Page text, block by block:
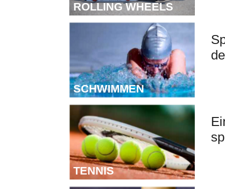
ROLLING WHEELS
SCHWIMMEN
TENNIS